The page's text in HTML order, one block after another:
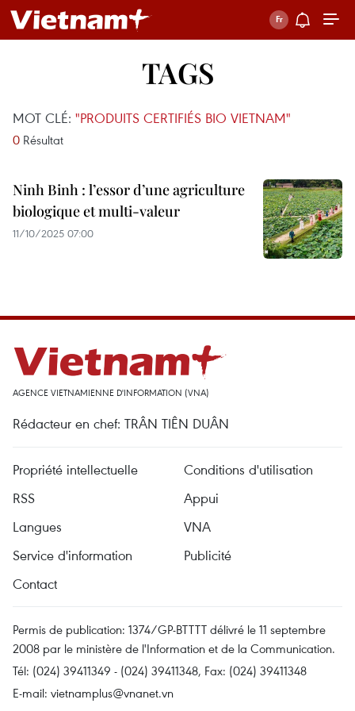
TAGS
MOT CLÉ: "PRODUITS CERTIFIÉS BIO VIETNAM"
0 Résultat
Ninh Binh : l’essor d’une agriculture
biologique et multi-valeur
11/10/2025 07:00
AGENCE VIETNAMIENNE D'INFORMATION (VNA)
Rédacteur en chef: TRÂN TIÊN DUÂN
Propriété intellectuelle
Conditions d'utilisation
RSS
Appui
Langues
VNA
Service d'information
Publicité
Contact
Permis de publication: 1374/GP-BTTTT délivré le 11 septembre
2008 par le ministère de l'Information et de la Communication.
Tél: (024) 39411349 - (024) 39411348, Fax: (024) 39411348
E-mail: vietnamplus@vnanet.vn